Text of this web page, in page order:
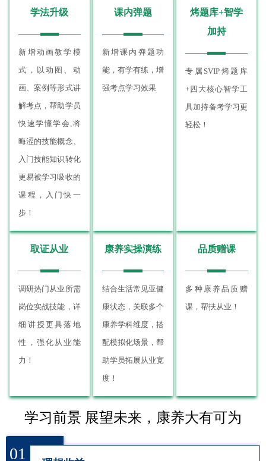
学法升级
新增动画教学模
式，以动图、动
画、案例等形式讲
解考点，帮助学员
快速学懂学会,将
晦涩的技能概念、
入门技能知识转化
更易被学习吸收的
课程，入门快一
步！
课内弹题
新增课内弹题功
能，有学有练，增
强考点学习效果
烤题库+智学
加持
专属SVIP烤题库
+四大核心智学工
具加持备考学习更
轻松！
取证从业
调研热门从业所需
岗位实战技能，详
细讲授更具落地
性，强化从业能
力！
康养实操演练
结合生活常见亚健
康状态，关联多个
康养学科维度，搭
配模拟化场景，帮
助学员拓展从业宽
度！
品质赠课
多种康养品质赠
课，帮扶从业！
学习前景 展望未来，康养大有可为
01